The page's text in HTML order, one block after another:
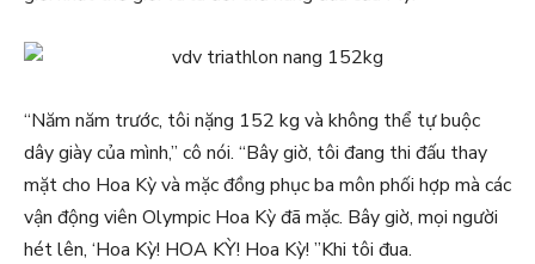
“Năm năm trước, tôi nặng 152 kg và không thể tự buộc
dây giày của mình,” cô nói. “Bây giờ, tôi đang thi đấu thay
mặt cho Hoa Kỳ và mặc đồng phục ba môn phối hợp mà các
vận động viên Olympic Hoa Kỳ đã mặc. Bây giờ, mọi người
hét lên, ‘Hoa Kỳ! HOA KỲ! Hoa Kỳ! ”Khi tôi đua.